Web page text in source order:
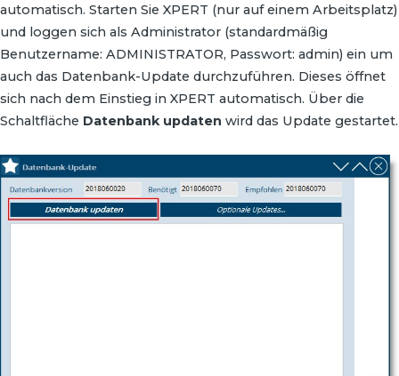
automatisch. Starten Sie XPERT (nur auf einem Arbeitsplatz)
und loggen sich als Administrator (standardmäßig
Benutzername: ADMINISTRATOR, Passwort: admin) ein um
auch das Datenbank-Update durchzuführen. Dieses öffnet
sich nach dem Einstieg in XPERT automatisch. Über die
Schaltfläche Datenbank updaten wird das Update gestartet.